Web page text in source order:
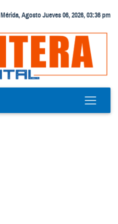
Mérida, Agosto Jueves 06, 2026, 03:36 pm